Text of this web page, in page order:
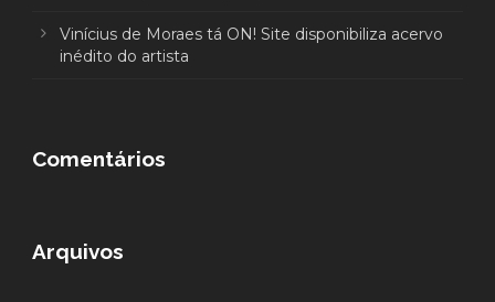
Vinícius de Moraes tá ON! Site disponibiliza acervo
inédito do artista
Comentários
Arquivos